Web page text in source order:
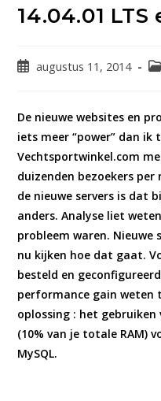
14.04.01 LTS
Berichtaugustus 11, 2014
De nieuwe websites en
iets meer “power” dan
Vechtsportwinkel.com
duizenden bezoekers
de nieuwe servers is dat
anders. Analyse liet
probleem waren. Nieuwe
nu kijken hoe dat gaat.
besteld en
performance gain weten
oplossing : het gebruiken
(10% van je totale RAM)
MySQL.